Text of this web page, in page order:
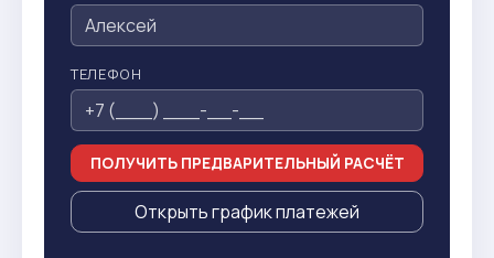
ТЕЛЕФОН
ПОЛУЧИТЬ ПРЕДВАРИТЕЛЬНЫЙ РАСЧЁТ
Открыть график платежей